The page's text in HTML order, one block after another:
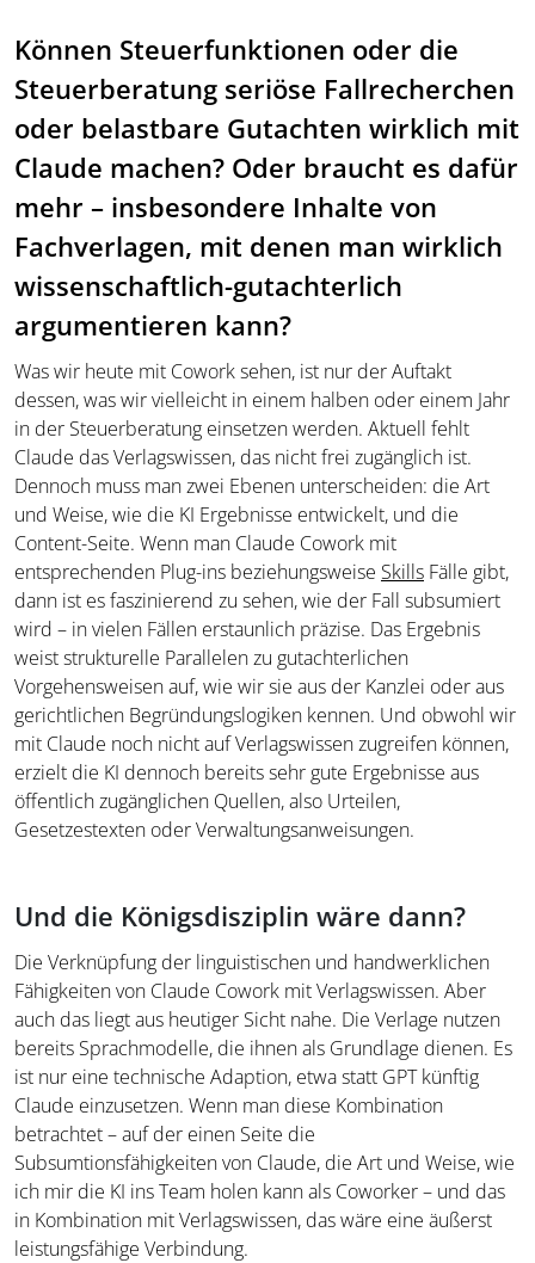
Können Steuerfunktionen oder die
Steuerberatung seriöse Fallrecherchen
oder belastbare Gutachten wirklich mit
Claude machen? Oder braucht es dafür
mehr – insbesondere Inhalte von
Fachverlagen, mit denen man wirklich
wissenschaftlich-gutachterlich
argumentieren kann?
Was wir heute mit Cowork sehen, ist nur der Auftakt
dessen, was wir vielleicht in einem halben oder einem Jahr
in der Steuerberatung einsetzen werden. Aktuell fehlt
Claude das Verlagswissen, das nicht frei zugänglich ist.
Dennoch muss man zwei Ebenen unterscheiden: die Art
und Weise, wie die KI Ergebnisse entwickelt, und die
Content-Seite. Wenn man Claude Cowork mit
entsprechenden Plug-ins beziehungsweise Skills Fälle gibt,
dann ist es faszinierend zu sehen, wie der Fall subsumiert
wird – in vielen Fällen erstaunlich präzise. Das Ergebnis
weist strukturelle Parallelen zu gutachterlichen
Vorgehensweisen auf, wie wir sie aus der Kanzlei oder aus
gerichtlichen Begründungslogiken kennen. Und obwohl wir
mit Claude noch nicht auf Verlagswissen zugreifen können,
erzielt die KI dennoch bereits sehr gute Ergebnisse aus
öffentlich zugänglichen Quellen, also Urteilen,
Gesetzestexten oder Verwaltungsanweisungen.
Und die Königsdisziplin wäre dann?
Die Verknüpfung der linguistischen und handwerklichen
Fähigkeiten von Claude Cowork mit Verlagswissen. Aber
auch das liegt aus heutiger Sicht nahe. Die Verlage nutzen
bereits Sprachmodelle, die ihnen als Grundlage dienen. Es
ist nur eine technische Adaption, etwa statt GPT künftig
Claude einzusetzen. Wenn man diese Kombination
betrachtet – auf der einen Seite die
Subsumtionsfähigkeiten von Claude, die Art und Weise, wie
ich mir die KI ins Team holen kann als Coworker – und das
in Kombination mit Verlagswissen, das wäre eine äußerst
leistungsfähige Verbindung.